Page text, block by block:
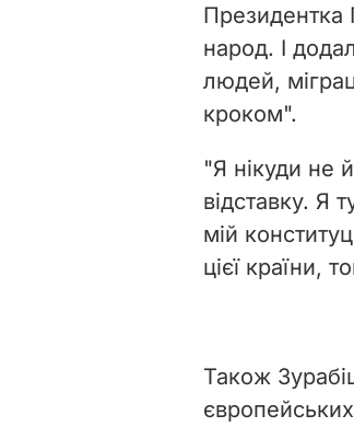
Президентка
народ. І
людей,
кроком".
"Я нікуди не
відставку. Я
мій
цієї країни,
Також